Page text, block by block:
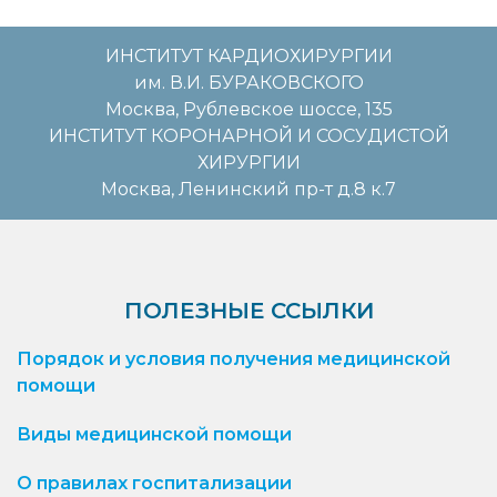
ИНСТИТУТ КАРДИОХИРУРГИИ
им. В.И. БУРАКОВСКОГО
Москва, Рублевское шоссе, 135
ИНСТИТУТ КОРОНАРНОЙ И СОСУДИСТОЙ
ХИРУРГИИ
Москва, Ленинский пр-т д.8 к.7
ПОЛЕЗНЫЕ ССЫЛКИ
Порядок и условия получения медицинской
помощи
Виды медицинской помощи
О правилах госпитализации